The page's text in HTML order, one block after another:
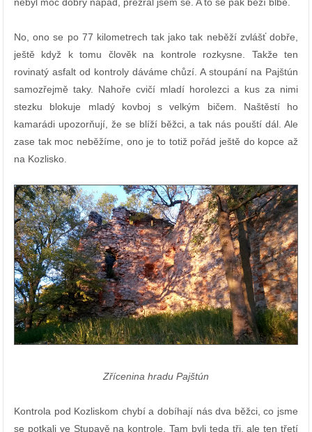
No, ono se po 77 kilometrech tak jako tak neběží zvlášť dobře,
ještě když k tomu člověk na kontrole rozkysne. Takže ten
rovinatý asfalt od kontroly dáváme chůzí. A stoupání na Pajštún
samozřejmě taky. Nahoře cvičí mladí horolezci a kus za nimi
stezku blokuje mladý kovboj s velkým bičem. Naštěstí ho
kamarádi upozorňují, že se blíží běžci, a tak nás pouští dál. Ale
zase tak moc neběžíme, ono je to totiž pořád ještě do kopce až
na Kozlisko.
Zřícenina hradu Pajštún
Kontrola pod Kozliskom chybí a dobíhají nás dva běžci, co jsme
se potkali ve Stupavě na kontrole. Tam byli teda tři, ale ten třetí